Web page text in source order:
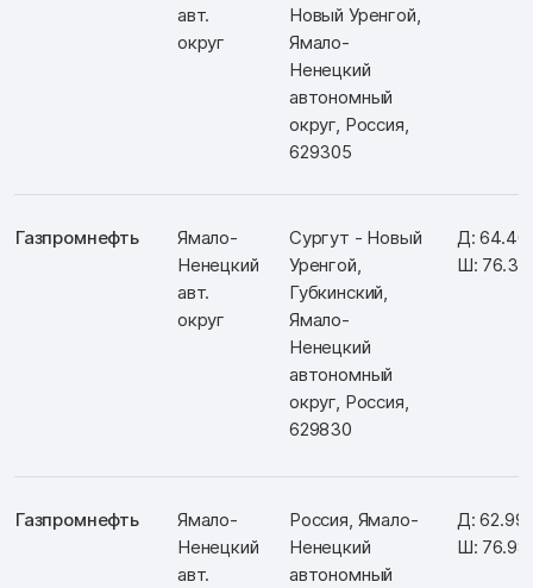
авт.
округ
Новый Уренгой,
Ямало-
Ненецкий
автономный
округ, Россия,
629305
Газпромнефть
Ямало-
Ненецкий
авт.
округ
Сургут - Новый
Уренгой,
Губкинский,
Ямало-
Ненецкий
автономный
округ, Россия,
629830
Д:
Ш:
Газпромнефть
Ямало-
Ненецкий
авт.
Россия, Ямало-
Ненецкий
автономный
Д:
Ш: